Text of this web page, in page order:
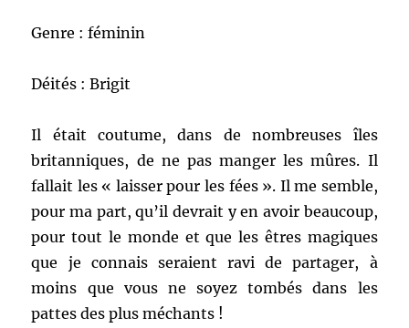
Genre : féminin
Déités : Brigit
Il était coutume, dans de nombreuses îles
britanniques, de ne pas manger les mûres. Il
fallait les « laisser pour les fées ». Il me semble,
pour ma part, qu’il devrait y en avoir beaucoup,
pour tout le monde et que les êtres magiques
que je connais seraient ravi de partager, à
moins que vous ne soyez tombés dans les
pattes des plus méchants !